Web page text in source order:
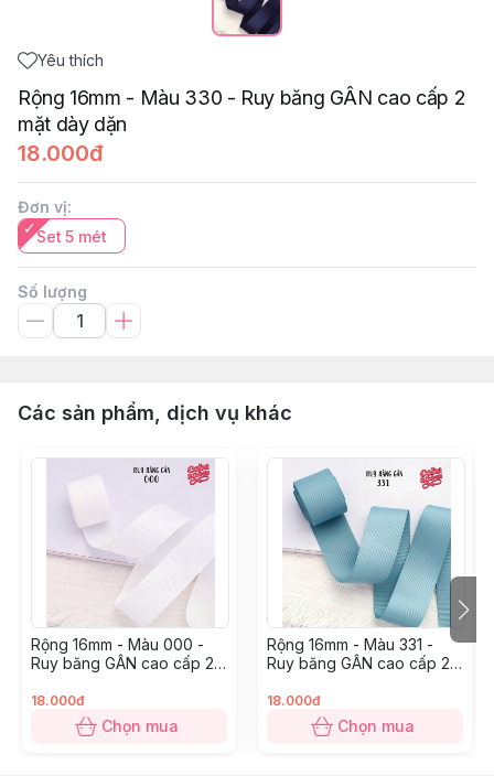
Yêu thích
Rộng 16mm - Màu 330 - Ruy băng GÂN cao cấp 2
mặt dày dặn
18.000đ
Đơn vị:
Set 5 mét
Số lượng
Các sản phẩm, dịch vụ khác
Rộng 16mm - Màu 000 -
Ruy băng GÂN cao cấp 2
18.000đ
Chọn mua
Rộng 16mm - Màu 331 -
Ruy băng GÂN cao cấp 2
18.000đ
Chọn mua